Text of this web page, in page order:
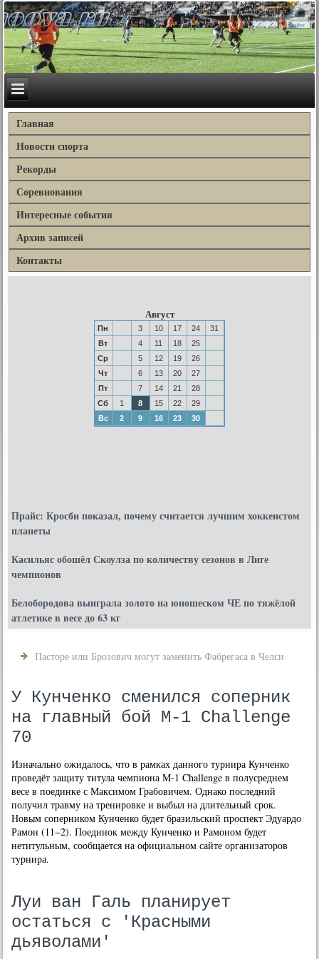
Главная
Новости спорта
Рекорды
Соревнования
Интересные события
Архив записей
Контакты
Август
Пн 3 10 17 24
31
Вт
4 11 18
25
Ср
5 12 19
26
Чт
6 13 20
27
Пт
7 14 21
28
Сб
1 8 15 22
29
Вс
2 9 16 23 30
Прайс: Кросби показал, почему считается лучшим хоккеистом
планеты
Касильяс обошёл Скоулза по количеству сезонов в Лиге
чемпионов
Белобородова выиграла золото на юношеском ЧЕ по тяжёлой
атлетике в весе до 63 кг
Пасторе или Брозович могут заменить Фабрегаса в Челси
У Кунченко сменился соперник
на главный бой M-1 Challenge
70
Изначально ожидалось, что в рамках данного турнира Кунченко
проведёт защиту титула чемпиона M-1 Challenge в полусреднем
весе в поединке с Максимом Грабовичем. Однако последний
получил травму на тренировке и выбыл на длительный срок.
Новым соперником Кунченко будет бразильский проспект Эдуардо
Рамон (11−2). Поединок между Кунченко и Рамоном будет
нетитульным, сообщается на официальном сайте организаторов
турнира.
Луи ван Галь планирует
остаться с 'Красными
дьяволами'